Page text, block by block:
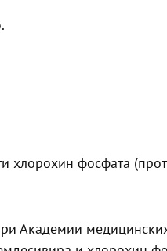
хлорохин фосфата
Академии